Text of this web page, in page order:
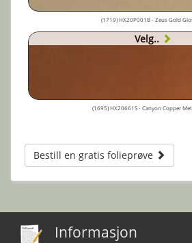
(1719) HX20P001B - Zeus Gold
Velg..
(1695) HX20661S - Canyon Copper
Bestill en gratis folieprøve
Informasjon